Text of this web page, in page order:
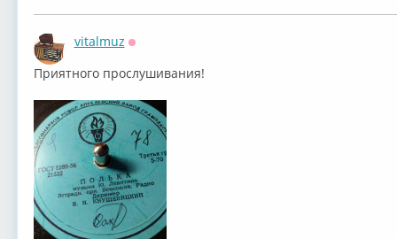
vitalmuz
Приятного прослушивания!